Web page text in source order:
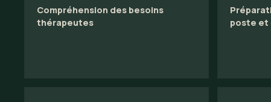
Compréhension des besoins
thérapeutes
poste et